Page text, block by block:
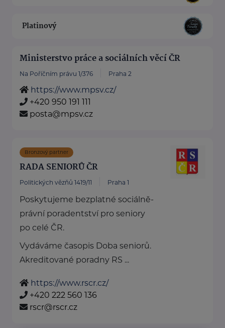
Platinový
Ministerstvo práce a sociálních věcí ČR
Na Poříčním právu 1/376 Praha 2
https://www.mpsv.cz/
+420 950 191 111
posta@mpsv.cz
Bronzový partner
RADA SENIORŮ ČR
Politických vězňů 1419/11 Praha 1
Poskytujeme bezplatné sociálně-
právní poradentství pro seniory
po celé ČR.
Vydáváme časopis Doba seniorů.
Akreditované poradny RS ...
https://www.rscr.cz/
+420 222 560 136
rscr@rscr.cz